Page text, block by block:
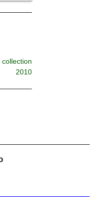
collection
2010